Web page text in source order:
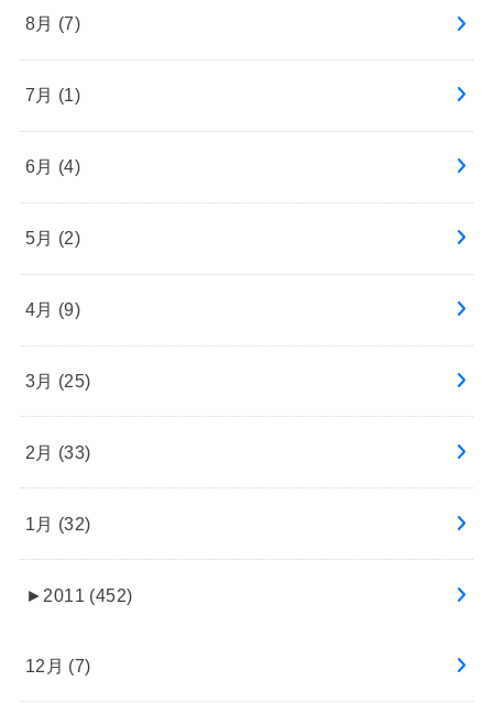
8月 (7)
7月 (1)
6月 (4)
5月 (2)
4月 (9)
3月 (25)
2月 (33)
1月 (32)
► 2011 (452)
12月 (7)